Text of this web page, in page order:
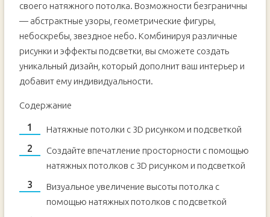
своего натяжного потолка. Возможности безграничны
— абстрактные узоры, геометрические фигуры,
небоскребы, звездное небо. Комбинируя различные
рисунки и эффекты подсветки, вы сможете создать
уникальный дизайн, который дополнит ваш интерьер и
добавит ему индивидуальности.
Содержание
Натяжные потолки с 3D рисунком и подсветкой
Создайте впечатление просторности с помощью
натяжных потолков с 3D рисунком и подсветкой
Визуальное увеличение высоты потолка с
помощью натяжных потолков с подсветкой